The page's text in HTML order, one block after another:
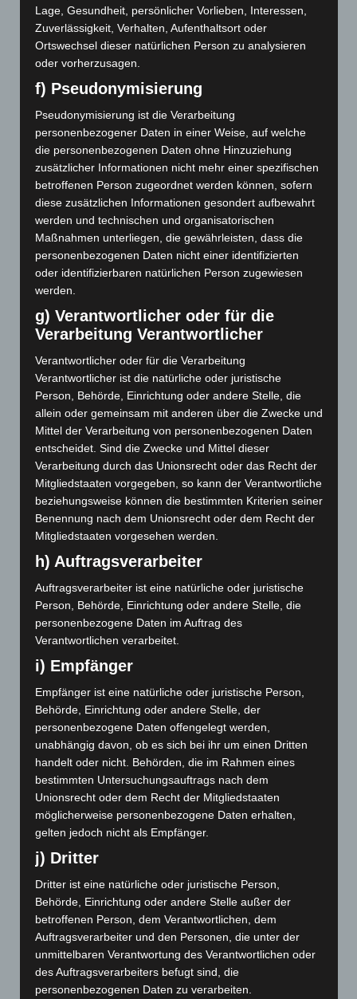
Herr Sax macht uns klar, dass viele wissenschaftlich
Verfahren der Vergangenheit heute als
unwissenschaftlich gelten und dass sicher auch in der
Zukunft viele heutige wissenschaftliche Methoden als
unwissenschaftlich entlarvt werden dürften. Das
Phänomen „Gesundheit“ (das sich übrigens auch nicht
definieren lässt) ist mit so vielen Aspekten verbunden,
dass die Reduktion auf die materiellen Aspekte eine Art
selbstverordneter Blindheit gleichkommt.
Es kommt darauf an, Geist und Körper wieder
zusammenzuführen und wenn dabei die Seele auch
noch eine Rolle spielen darf, wäre das wohl kein Fehler.
September 2025
Oktober 2024
Mai 2024
Dezember 2023
November 2023
Mai 2023
März 2023
Januar 2023
Dezember 2022
November 2022
Juni 2022
Mai 2022
Februar 2022
Dezember 2021
November 2021
August 2021
Juni 2021
Mai 2021
April 2021
Januar 2021
Dezember 2020
Lage, Gesundheit, persönlicher Vorlieben, Interessen,
Zuverlässigkeit, Verhalten, Aufenthaltsort oder
Ortswechsel dieser natürlichen Person zu analysieren
oder vorherzusagen.
f) Pseudonymisierung
Pseudonymisierung ist die Verarbeitung
personenbezogener Daten in einer Weise, auf welche
die personenbezogenen Daten ohne Hinzuziehung
zusätzlicher Informationen nicht mehr einer spezifischen
betroffenen Person zugeordnet werden können, sofern
diese zusätzlichen Informationen gesondert aufbewahrt
werden und technischen und organisatorischen
Maßnahmen unterliegen, die gewährleisten, dass die
personenbezogenen Daten nicht einer identifizierten
oder identifizierbaren natürlichen Person zugewiesen
werden.
g) Verantwortlicher oder für die
Verarbeitung Verantwortlicher
Verantwortlicher oder für die Verarbeitung
Verantwortlicher ist die natürliche oder juristische
Person, Behörde, Einrichtung oder andere Stelle, die
allein oder gemeinsam mit anderen über die Zwecke und
Mittel der Verarbeitung von personenbezogenen Daten
entscheidet. Sind die Zwecke und Mittel dieser
Verarbeitung durch das Unionsrecht oder das Recht der
Mitgliedstaaten vorgegeben, so kann der Verantwortliche
beziehungsweise können die bestimmten Kriterien seiner
Benennung nach dem Unionsrecht oder dem Recht der
Mitgliedstaaten vorgesehen werden.
h) Auftragsverarbeiter
Auftragsverarbeiter ist eine natürliche oder juristische
Person, Behörde, Einrichtung oder andere Stelle, die
personenbezogene Daten im Auftrag des
Verantwortlichen verarbeitet.
i) Empfänger
Empfänger ist eine natürliche oder juristische Person,
Behörde, Einrichtung oder andere Stelle, der
personenbezogene Daten offengelegt werden,
unabhängig davon, ob es sich bei ihr um einen Dritten
handelt oder nicht. Behörden, die im Rahmen eines
bestimmten Untersuchungsauftrags nach dem
Unionsrecht oder dem Recht der Mitgliedstaaten
möglicherweise personenbezogene Daten erhalten,
gelten jedoch nicht als Empfänger.
j) Dritter
Dritter ist eine natürliche oder juristische Person,
Behörde, Einrichtung oder andere Stelle außer der
betroffenen Person, dem Verantwortlichen, dem
Auftragsverarbeiter und den Personen, die unter der
unmittelbaren Verantwortung des Verantwortlichen oder
des Auftragsverarbeiters befugt sind, die
personenbezogenen Daten zu verarbeiten.